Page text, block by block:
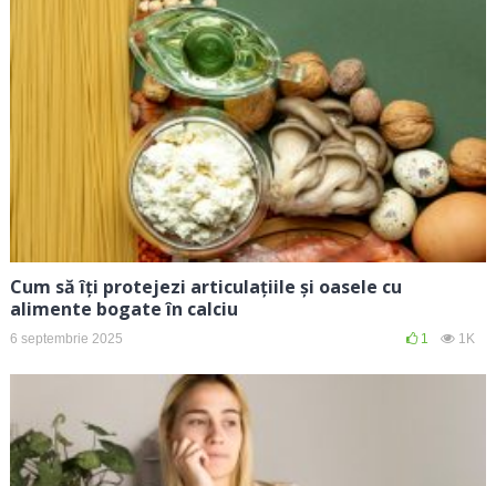
Cum să îți protejezi articulațiile și oasele cu
alimente bogate în calciu
6 septembrie 2025 1 1K